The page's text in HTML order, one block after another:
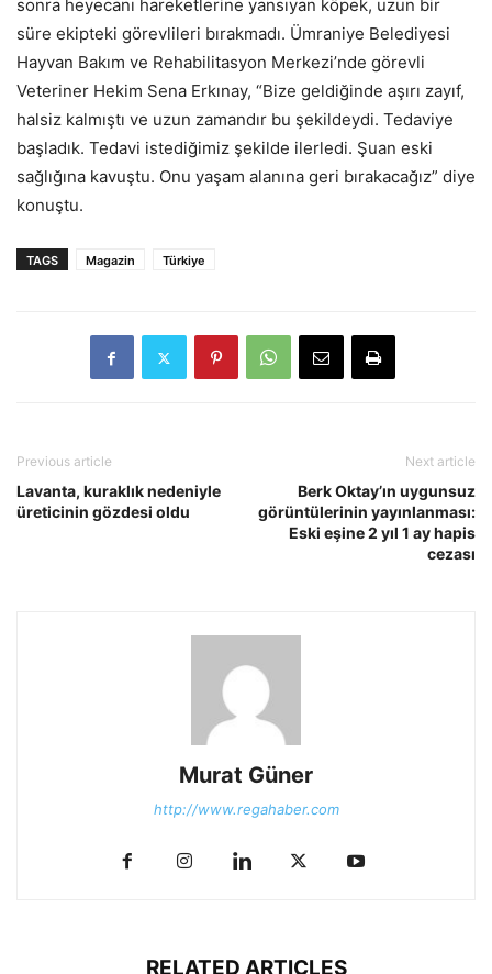
sonra heyecanı hareketlerine yansıyan köpek, uzun bir
süre ekipteki görevlileri bırakmadı. Ümraniye Belediyesi
Hayvan Bakım ve Rehabilitasyon Merkezi’nde görevli
Veteriner Hekim Sena Erkınay, “Bize geldiğinde aşırı zayıf,
halsiz kalmıştı ve uzun zamandır bu şekildeydi. Tedaviye
başladık. Tedavi istediğimiz şekilde ilerledi. Şuan eski
sağlığına kavuştu. Onu yaşam alanına geri bırakacağız” diye
konuştu.
TAGS Magazin Türkiye
Previous article
Lavanta, kuraklık nedeniyle
üreticinin gözdesi oldu
Next article
Berk Oktay’ın uygunsuz
görüntülerinin yayınlanması:
Eski eşine 2 yıl 1 ay hapis
cezası
Murat Güner
http://www.regahaber.com
RELATED ARTICLES